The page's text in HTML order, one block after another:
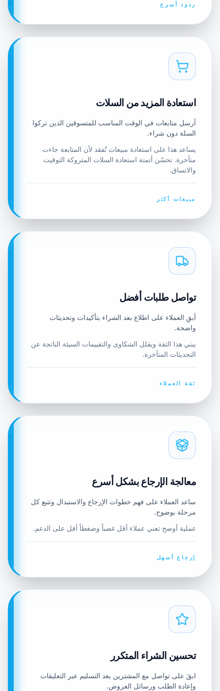
ردود أسرع
استعادة المزيد من السلات
أرسل متابعات في الوقت المناسب للمتسوقين الذين تركوا
السلة دون شراء.
يساعد هذا على استعادة مبيعات تُفقد لأن المتابعة جاءت
متأخرة. تحسّن أتمتة استعادة السلات المتروكة التوقيت
والاتساق.
مبيعات أكثر
تواصل طلبات أفضل
أبقِ العملاء على اطلاع بعد الشراء بتأكيدات وتحديثات
واضحة.
يبني هذا الثقة ويقلل الشكاوى والتقييمات السيئة الناتجة عن
التحديثات المتأخرة.
ثقة العملاء
معالجة الإرجاع بشكل أسرع
ساعد العملاء على فهم خطوات الإرجاع والاستبدال وتتبع كل
مرحلة بوضوح.
عملية أوضح تعني عملاء أقل غضباً وضغطاً أقل على الدعم.
إرجاع أسهل
تحسين الشراء المتكرر
ابقَ على تواصل مع المشترين بعد التسليم عبر التعليقات
وإعادة الطلب ورسائل العروض.